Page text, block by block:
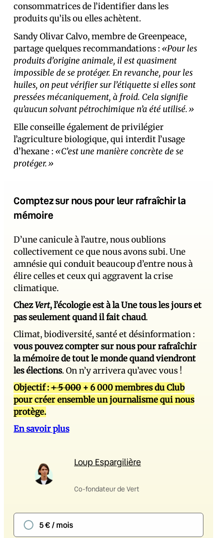
consommatrices de l’identifier dans les
produits qu’ils ou elles achètent.
Sandy Olivar Calvo, membre de Greenpeace,
partage quelques recommandations : «Pour les
produits d’origine animale, il est quasiment
impossible de se protéger. En revanche, pour les
huiles, on peut vérifier sur l’étiquette si elles sont
pressées mécaniquement, à froid. Cela signifie
qu’aucun solvant pétrochimique n’a été utilisé.»
Elle conseille également de privilégier
l’agriculture biologique, qui interdit l’usage
d’hexane : «C’est une manière concrète de se
protéger.»
Comptez sur nous pour leur rafraîchir la
mémoire
D’une canicule à l’autre, nous oublions
collectivement ce que nous avons subi. Une
amnésie qui conduit beaucoup d’entre nous à
élire celles et ceux qui aggravent la crise
climatique.
ChezVert, l’écologie est à la Une tous les jours et
pas seulement quand il fait chaud.
Climat, biodiversité, santé et désinformation :
vous pouvez compter sur nous pour rafraîchir
la mémoire de tout le monde quand viendront
les élections. On n’y arrivera qu’avec vous !
Objectif :+ 5 000 + 6 000 membres du Club
pour créer ensemble un journalisme qui nous
protège.
En savoir plus
Loup Espargilière
Co-fondateur de Vert
5 € / mois